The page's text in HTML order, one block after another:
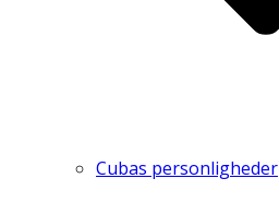
Cubas personligheder